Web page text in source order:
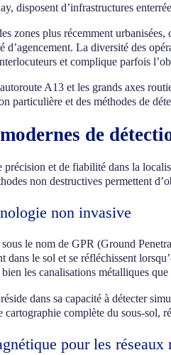
disposent d’infrastructures
zones plus récemment
d’agencement. La diversité des
et complique parfois
A13 et les grands axes
particulière et des méthodes de
de
précision et de fiabilité dans la
non destructives permettent
non invasive
le nom de GPR (Ground
dans le sol et se réfléchissent
les canalisations métalliques
dans sa capacité à détecter
cartographie complète du sous-sol,
pour les réseaux